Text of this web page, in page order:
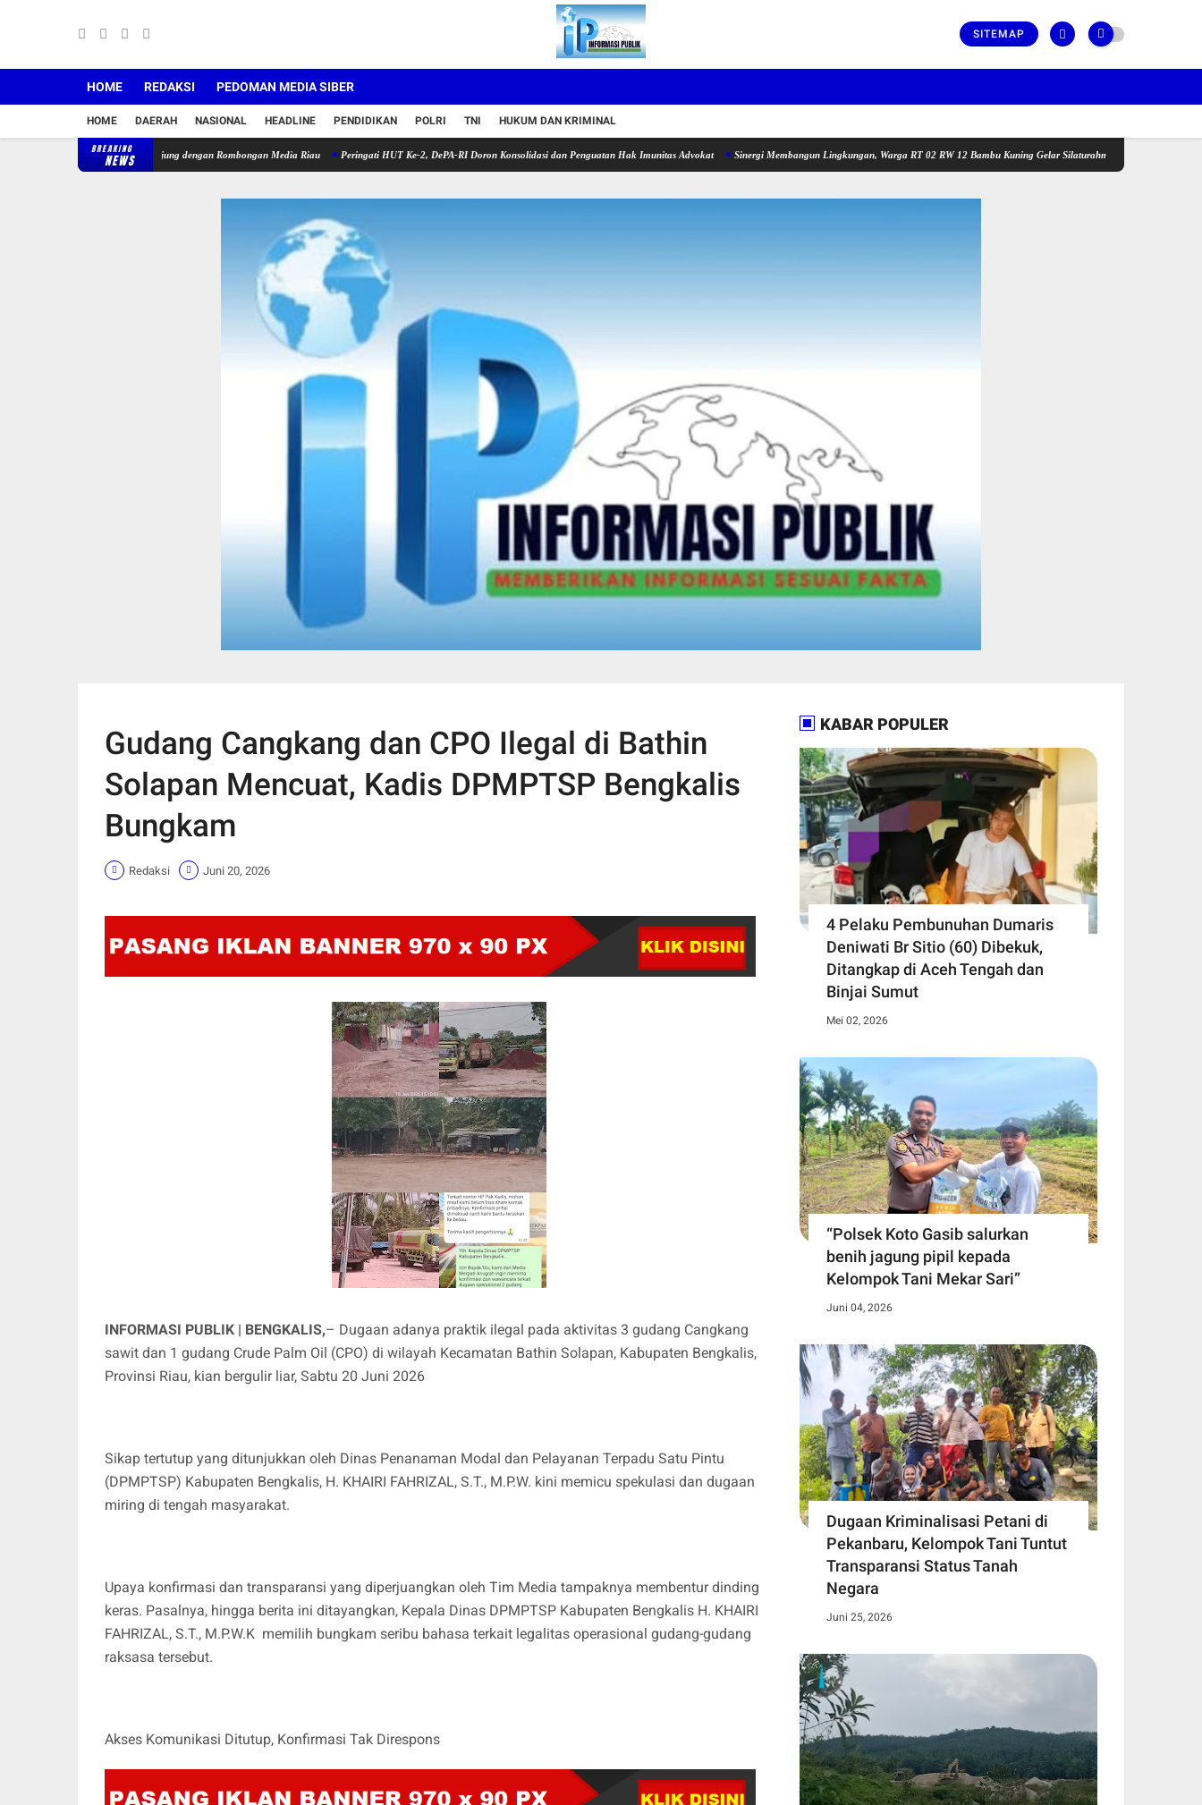
SITEMAP
HOME REDAKSI PEDOMAN MEDIA SIBER
HOME DAERAH NASIONAL HEADLINE PENDIDIKAN POLRI TNI HUKUM DAN KRIMINAL
BREAKING
NEWS
Pertemuan PWI Sijunjung dengan Rombongan Media Riau Peringati HUT Ke-2, DePA-RI Doron Konsolidasi dan Penguatan Hak Imunitas Advokat Sinergi Membangun Lingkungan, Warga RT 02 RW 12 Bambu Kuning Gelar Silaturahmi dan Temu Ramah Bersama
Gudang Cangkang dan CPO Ilegal di Bathin
Solapan Mencuat, Kadis DPMPTSP Bengkalis
Bungkam
Redaksi Juni 20, 2026
INFORMASI PUBLIK | BENGKALIS,– Dugaan adanya praktik ilegal pada aktivitas 3 gudang Cangkang
sawit dan 1 gudang Crude Palm Oil (CPO) di wilayah Kecamatan Bathin Solapan, Kabupaten Bengkalis,
Provinsi Riau, kian bergulir liar, Sabtu 20 Juni 2026
Sikap tertutup yang ditunjukkan oleh Dinas Penanaman Modal dan Pelayanan Terpadu Satu Pintu
(DPMPTSP) Kabupaten Bengkalis, H. KHAIRI FAHRIZAL, S.T., M.P.W. kini memicu spekulasi dan dugaan
miring di tengah masyarakat.
Upaya konfirmasi dan transparansi yang diperjuangkan oleh Tim Media tampaknya membentur dinding
keras. Pasalnya, hingga berita ini ditayangkan, Kepala Dinas DPMPTSP Kabupaten Bengkalis H. KHAIRI
FAHRIZAL, S.T., M.P.W.K memilih bungkam seribu bahasa terkait legalitas operasional gudang-gudang
raksasa tersebut.
Akses Komunikasi Ditutup, Konfirmasi Tak Direspons
KABAR POPULER
4 Pelaku Pembunuhan Dumaris
Deniwati Br Sitio (60) ‎Dibekuk,
Ditangkap di Aceh Tengah ‎dan
Binjai Sumut
Mei 02, 2026
“Polsek Koto Gasib salurkan
benih jagung pipil kepada
Kelompok Tani Mekar Sari”
Juni 04, 2026
Dugaan Kriminalisasi Petani di
Pekanbaru, Kelompok Tani Tuntut
Transparansi Status Tanah
Negara
Juni 25, 2026